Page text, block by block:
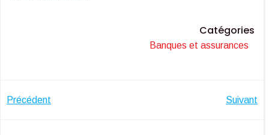
Catégories
Banques et assurances
Navigation
Précédent Suivant